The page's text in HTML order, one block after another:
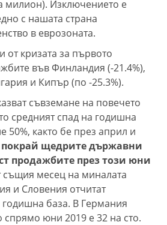
милион). Изключението е
с нашата страна
в еврозоната.
от кризата за първото
във Финландия (-21.4%),
и Кипър (по -25.3%).
съвземане на повечето
средният спад на годишна
50%, както бе през април и
щедрите държавни
продажбите през този юни
същия месец на миналата
и Словения отчитат
база. В Германия
спрямо юни 2019 е 32 на сто.